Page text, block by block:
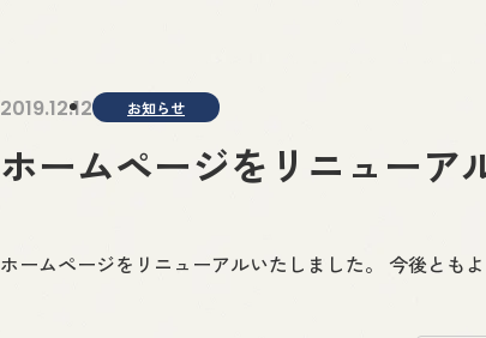
2019.12.12 お知らせ
ホームページをリニューア
ホームページをリニューアルいたしました。 今後とも